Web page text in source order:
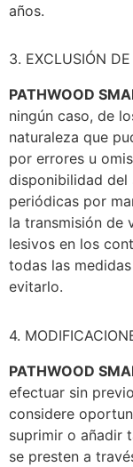
años.
3. EXCLUSIÓN
PATHWOOD
ningún caso, de
naturaleza que
por errores u
disponibilidad del
periódicas por
la transmisión de
lesivos en los
todas las
evitarlo.
4.
PATHWOOD
efectuar sin
considere
suprimir o añadir
se presten a